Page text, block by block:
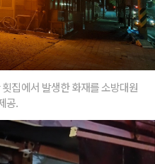
집에서 발생한 화재를 소방대원
공.